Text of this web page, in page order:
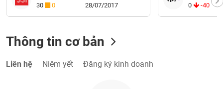
30 0 28/07/2017 0 -40
Thông tin cơ bản
Liên hệ Niêm yết Đăng ký kinh doanh